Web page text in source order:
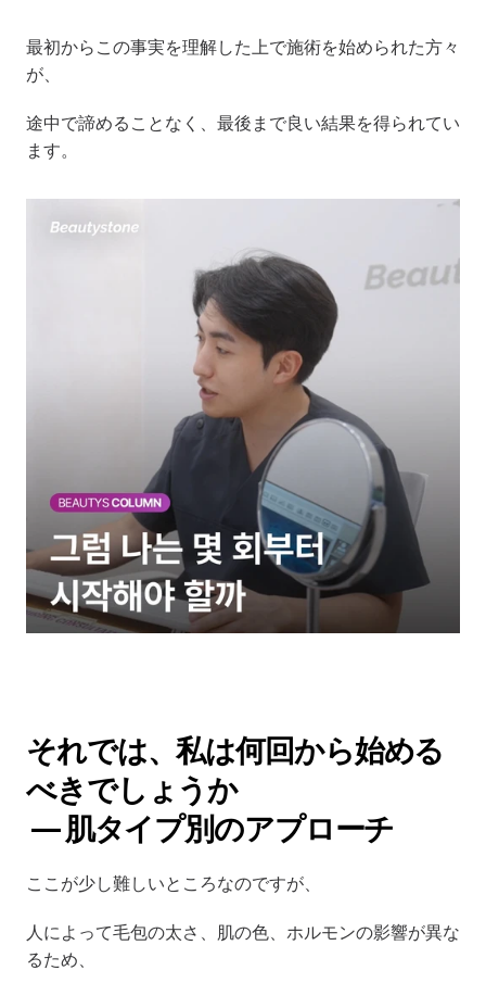
最初からこの事実を理解した上で施術を始められた方々
が、
途中で諦めることなく、最後まで良い結果を得られてい
ます。
それでは、私は何回から始める
べきでしょうか
— 肌タイプ別のアプローチ
ここが少し難しいところなのですが、
人によって毛包の太さ、肌の色、ホルモンの影響が異な
るため、